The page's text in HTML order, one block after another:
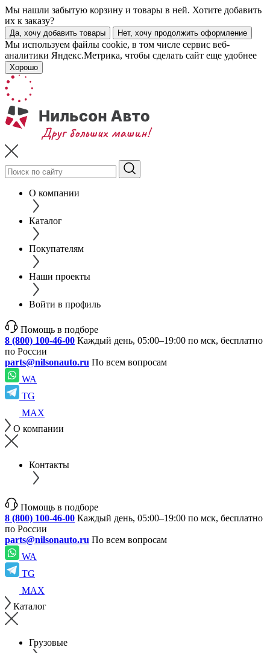
Мы нашли забытую корзину и товары в ней. Хотите добавить
их к заказу?
Да, хочу добавить товары Нет, хочу продолжить оформление
Мы используем файлы cookie, в том числе сервис веб-
аналитики Яндекс.Метрика, чтобы сделать сайт еще удобнее
Хорошо
О компании
Каталог
Покупателям
Наши проекты
Войти в профиль
Помощь в подборе
8 (800) 100-46-00 Каждый день, 05:00–19:00 по мск, бесплатно
по России
parts@nilsonauto.ru По всем вопросам
WA
TG
MAX
О компании
Контакты
Помощь в подборе
8 (800) 100-46-00 Каждый день, 05:00–19:00 по мск, бесплатно
по России
parts@nilsonauto.ru По всем вопросам
WA
TG
MAX
Каталог
Грузовые